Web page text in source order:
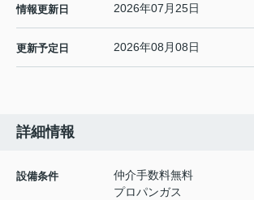
情報更新日 2026年07月25日
更新予定日 2026年08月08日
詳細情報
設備条件
仲介手数料無料
プロパンガス